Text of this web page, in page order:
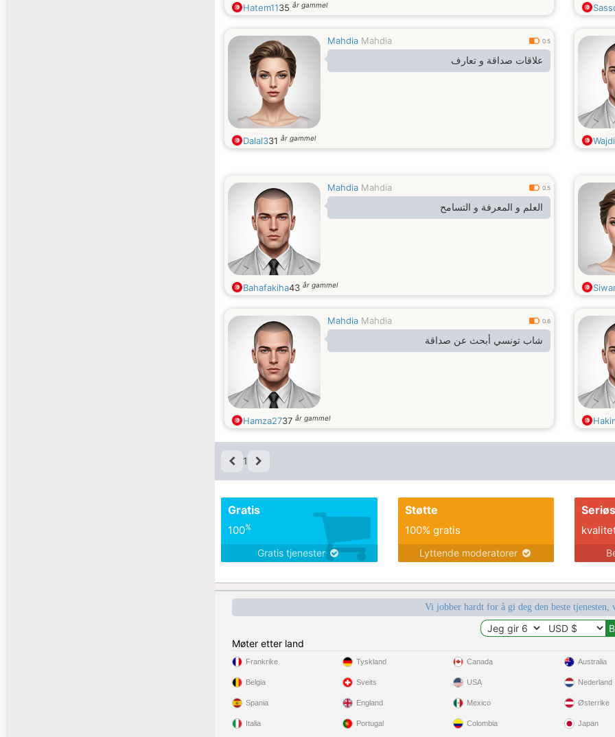
Hatem1135 år gammel
Mahdia Mahdia 0.5
علاقات صداقة و تعارف
Dalal331 år gammel Wajdi
Mahdia Mahdia 0.5
العلم و المعرفة و التسامح
Bahafakiha43 år gammel
Mahdia Mahdia 0.6
شاب تونسي أبحث عن صداقة
Hamza2737 år gammel
1
Gratis
100%
Gratis tjenester
Støtte
100% gratis
Lyttende moderatorer
Seriøs
Vi jobber hardt for å gi deg den beste tjenesten,
Møter etter land
Frankrike
Belgia
Spania
Italia
Tyskland
Sveits
England
Portugal
Canada
USA
Mexico
Colombia
Australia
Nederland
Østerrike
Japan